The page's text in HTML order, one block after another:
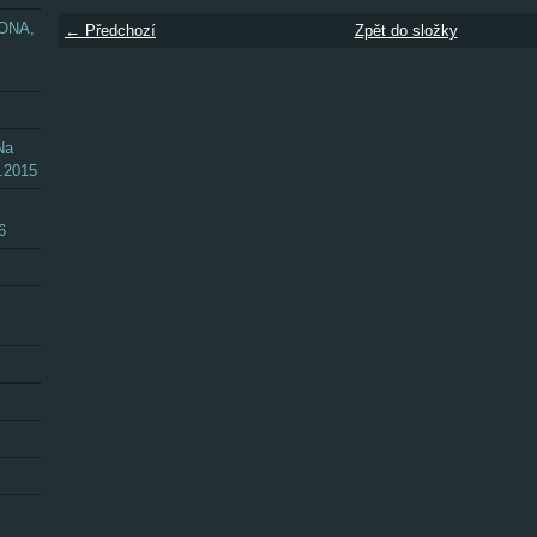
← Předchozí Zpět do složky